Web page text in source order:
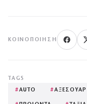
ΚΟΙΝΟΠΟΊΗΣΗ
TAGS
#AUTO #ΑΞΕΣΟΥΑΡ